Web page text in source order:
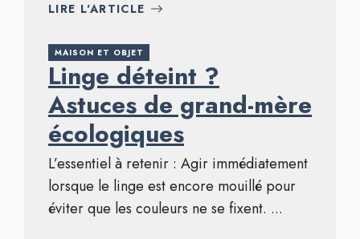
LIRE L'ARTICLE
MAISON ET OBJET
Linge déteint ?
Astuces de grand-mère
écologiques
L’essentiel à retenir : Agir immédiatement
lorsque le linge est encore mouillé pour
éviter que les couleurs ne se fixent. ...